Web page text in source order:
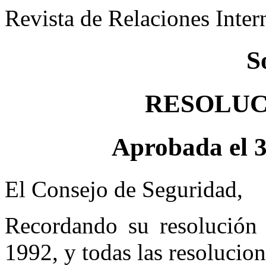
Revista de Relaciones
Aprobada el
El Consejo de Seguridad,
Recordando su
1992, y todas las